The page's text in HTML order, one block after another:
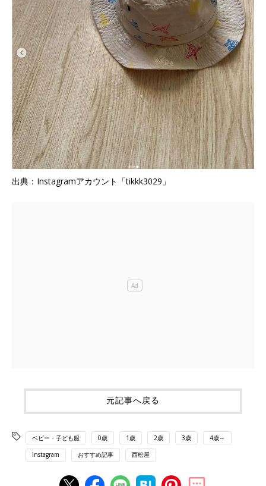
出典：Instagramアカウント「tikkk3029」
元記事へ戻る
ベビー・子ども服 0歳 1歳 2歳 3歳 4歳～
Instagram おすすめ記事 西松屋